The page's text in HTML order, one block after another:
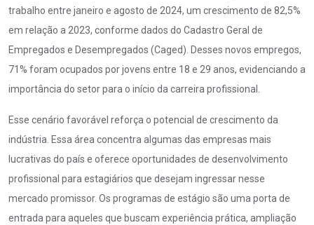
trabalho entre janeiro e agosto de 2024, um crescimento de 82,5%
em relação a 2023, conforme dados do Cadastro Geral de
Empregados e Desempregados (Caged). Desses novos empregos,
71% foram ocupados por jovens entre 18 e 29 anos, evidenciando a
importância do setor para o início da carreira profissional.
Esse cenário favorável reforça o potencial de crescimento da
indústria. Essa área concentra algumas das empresas mais
lucrativas do país e oferece oportunidades de desenvolvimento
profissional para estagiários que desejam ingressar nesse
mercado promissor. Os programas de estágio são uma porta de
entrada para aqueles que buscam experiência prática, ampliação